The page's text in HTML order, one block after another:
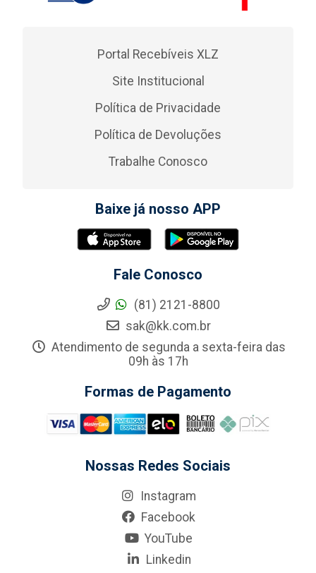
Portal Recebíveis XLZ
Site Institucional
Política de Privacidade
Política de Devoluções
Trabalhe Conosco
Baixe já nosso APP
Fale Conosco
(81) 2121-8800
sak@kk.com.br
Atendimento de segunda a sexta-feira das
09h às 17h
Formas de Pagamento
Nossas Redes Sociais
Instagram
Facebook
YouTube
Linkedin